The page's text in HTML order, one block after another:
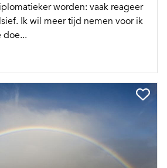
worden: vaak reageer
Ik wil meer tijd nemen voor ik
doe...